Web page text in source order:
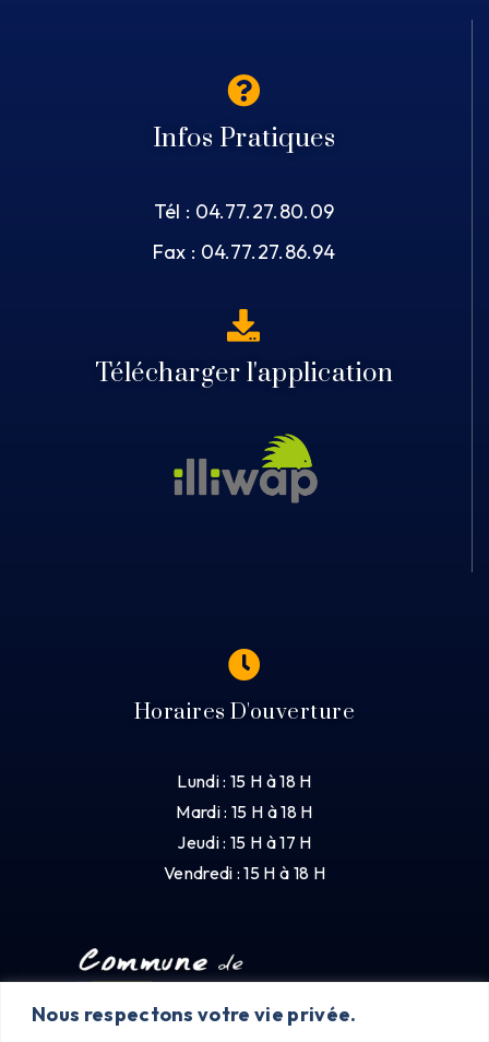
Nous respectons votre vie privée.
Infos Pratiques
Tél : 04.77.27.80.09
Fax : 04.77.27.86.94
Télécharger l'application
Horaires D'ouverture
Lundi : 15 H à 18 H
Mardi : 15 H à 18 H
Jeudi : 15 H à 17 H
Vendredi : 15 H à 18 H